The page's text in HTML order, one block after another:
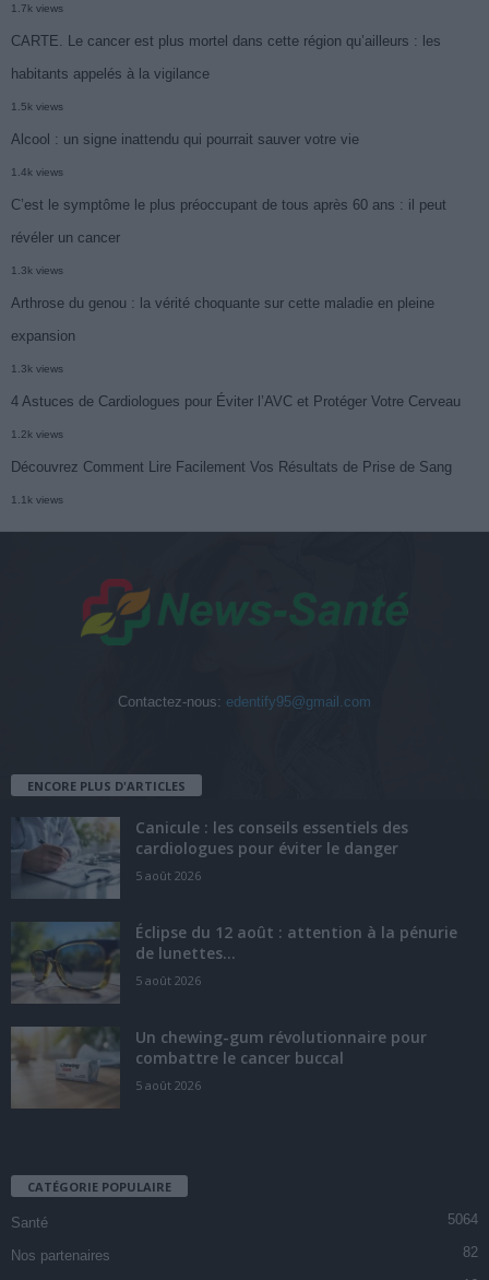
1.7k views
CARTE. Le cancer est plus mortel dans cette région qu’ailleurs : les
habitants appelés à la vigilance
1.5k views
Alcool : un signe inattendu qui pourrait sauver votre vie
1.4k views
C’est le symptôme le plus préoccupant de tous après 60 ans : il peut
révéler un cancer
1.3k views
Arthrose du genou : la vérité choquante sur cette maladie en pleine
expansion
1.3k views
4 Astuces de Cardiologues pour Éviter l’AVC et Protéger Votre Cerveau
1.2k views
Découvrez Comment Lire Facilement Vos Résultats de Prise de Sang
1.1k views
Contactez-nous: edentify95@gmail.com
ENCORE PLUS D'ARTICLES
Canicule : les conseils essentiels des
cardiologues pour éviter le danger
5 août 2026
Éclipse du 12 août : attention à la pénurie
de lunettes...
5 août 2026
Un chewing-gum révolutionnaire pour
combattre le cancer buccal
5 août 2026
CATÉGORIE POPULAIRE
Santé 5064
Nos partenaires 82